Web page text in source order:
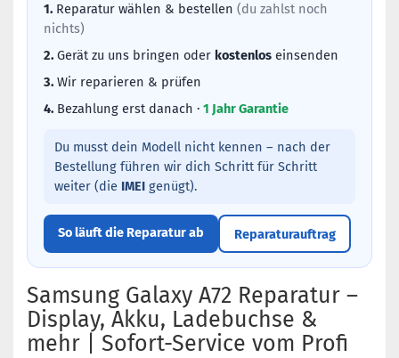
1. Reparatur wählen & bestellen (du zahlst noch
nichts)
2. Gerät zu uns bringen oder kostenlos einsenden
3. Wir reparieren & prüfen
4. Bezahlung erst danach · 1 Jahr Garantie
Du musst dein Modell nicht kennen – nach der
Bestellung führen wir dich Schritt für Schritt
weiter (die IMEI genügt).
So läuft die Reparatur ab Reparaturauftrag
Samsung Galaxy A72 Reparatur –
Display, Akku, Ladebuchse &
mehr | Sofort-Service vom Profi